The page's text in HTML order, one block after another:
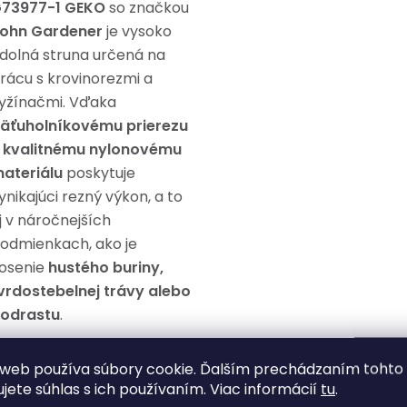
používa súbory cookie. Ďalším prechádzaním tohto
súhlas s ich používaním. Viac informácií tu.
1 GEKOso značkou
Gardener je vysoko
struna určená na
s krovinorezmi a
Vďaka
prierezu
kvalitnému nylonovému
poskytuje
rezný výkon, a to
v náročnejších
ako je
hustého buriny,
trávy alebo
.